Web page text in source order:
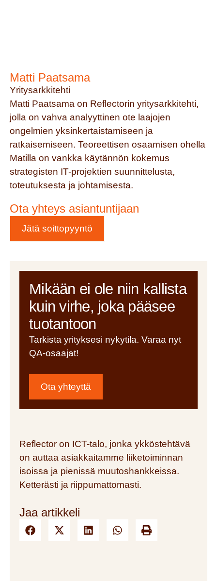
Matti Paatsama
Yritysarkkitehti
Matti Paatsama on Reflectorin yritysarkkitehti,
jolla on vahva analyyttinen ote laajojen
ongelmien yksinkertaistamiseen ja
ratkaisemiseen. Teoreettisen osaamisen ohella
Matilla on vankka käytännön kokemus
strategisten IT-projektien suunnittelusta,
toteutuksesta ja johtamisesta.
Ota yhteys asiantuntijaan
Jätä soittopyyntö
Mikään ei ole niin kallista
kuin virhe, joka pääsee
tuotantoon
Tarkista yrityksesi nykytila. Varaa nyt
QA-osaajat!
Ota yhteyttä
Reflector on ICT-talo, jonka ykköstehtävä
on auttaa asiakkaitamme liiketoiminnan
isoissa ja pienissä muutoshankkeissa.
Ketterästi ja riippumattomasti.
Jaa artikkeli